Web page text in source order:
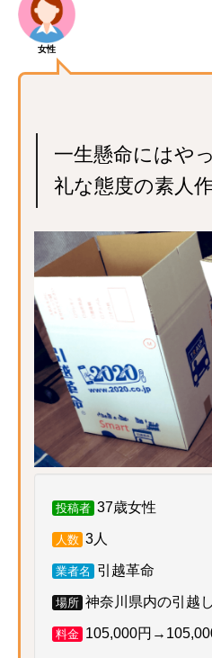
女性
一生懸命にはや
礼な態度の素人
投稿者 37歳女性
人数 3人
業者名 引越革命
場所 神奈川県内の引越し
料金 105,000円